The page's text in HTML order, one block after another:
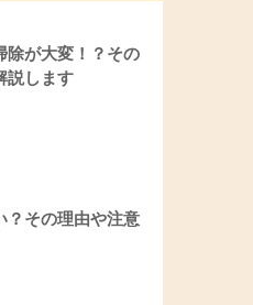
除が大変！？その
説します
？その理由や注意